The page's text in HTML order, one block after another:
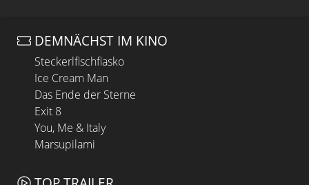
DEMNÄCHST IM KINO
Steckerlfischfiasko
Ice Cream Man
Das Ende der Sterne
Exit 8
You, Me & Italy
Marsupilami